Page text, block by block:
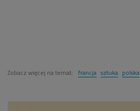
Zobacz więcej na temat: francja sztuka polska